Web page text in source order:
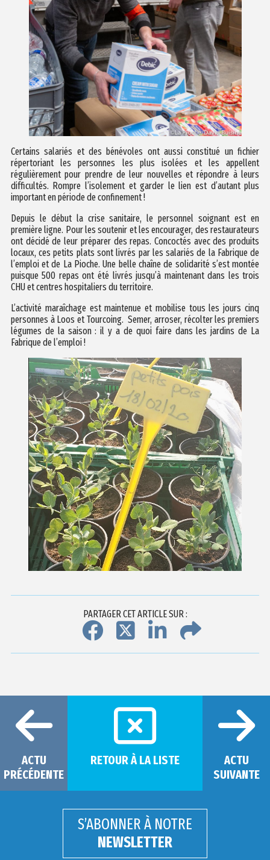
Certains salariés et des bénévoles ont aussi constitué un fichier
répertoriant les personnes les plus isolées et les appellent
régulièrement pour prendre de leur nouvelles et répondre à leurs
difficultés. Rompre l’isolement et garder le lien est d’autant plus
important en période de confinement !
Depuis le début la crise sanitaire, le personnel soignant est en
première ligne. Pour les soutenir et les encourager, des restaurateurs
ont décidé de leur préparer des repas. Concoctés avec des produits
locaux, ces petits plats sont livrés par les salariés de la Fabrique de
l’emploi et de La Pioche. Une belle chaîne de solidarité s’est montée
puisque 500 repas ont été livrés jusqu’à maintenant dans les trois
CHU et centres hospitaliers du territoire.
L’activité maraîchage est maintenue et mobilise tous les jours cinq
personnes à Loos et Tourcoing. Semer, arroser, récolter les premiers
légumes de la saison : il y a de quoi faire dans les jardins de La
Fabrique de l’emploi !
PARTAGER CET ARTICLE SUR :
ACTU
PRÉCÉDENTE
RETOUR À LA LISTE
ACTU
SUIVANTE
S’ABONNER À NOTRE
NEWSLETTER